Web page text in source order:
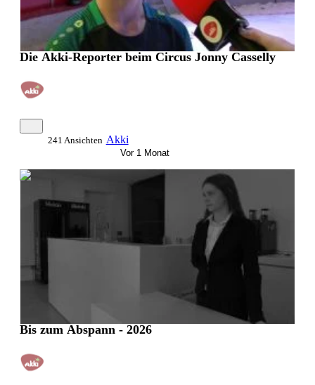
Die Akki-Reporter beim Circus Jonny Casselly
241 Ansichten Akki
Vor 1 Monat
0:24:58
Bis zum Abspann - 2026